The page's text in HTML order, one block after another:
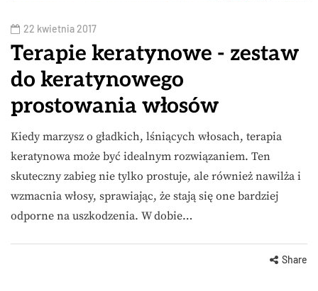
22 kwietnia 2017
Terapie keratynowe - zestaw
do keratynowego
prostowania włosów
Kiedy marzysz o gładkich, lśniących włosach, terapia
keratynowa może być idealnym rozwiązaniem. Ten
skuteczny zabieg nie tylko prostuje, ale również nawilża i
wzmacnia włosy, sprawiając, że stają się one bardziej
odporne na uszkodzenia. W dobie…
Share